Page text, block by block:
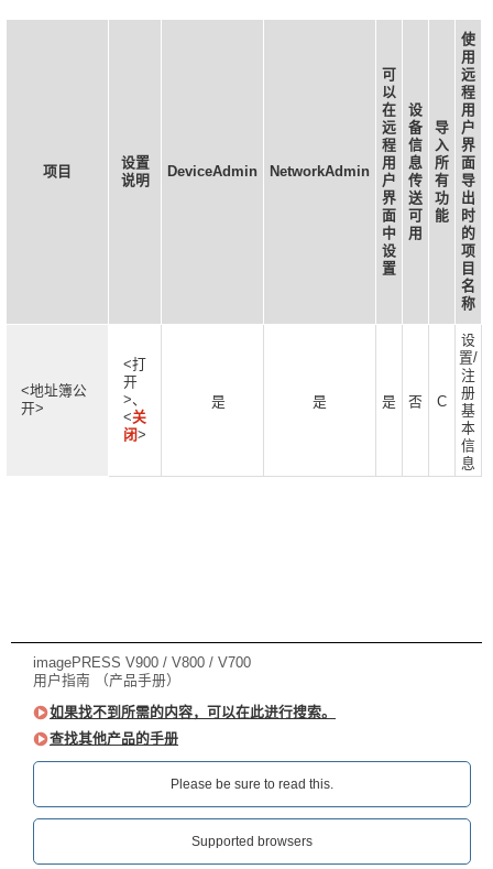
项目
设置
说明
DeviceAdmin NetworkAdmin
可
以
在
远
程
用
户
界
面
中
设
置
设
备
信
息
传
送
可
用
导
入
所
有
功
能
使
用
远
程
用
户
界
面
导
出
时
的
项
目
名
称
<地址簿公
开>
<打
开
>、
<关
闭>
是 是 是 否 C
设
置/
注
册
基
本
信
息
imagePRESS V900 / V800 / V700
用户指南 （产品手册）
如果找不到所需的内容，可以在此进行搜索。
查找其他产品的手册
Please be sure to read this.‎
Supported browsers